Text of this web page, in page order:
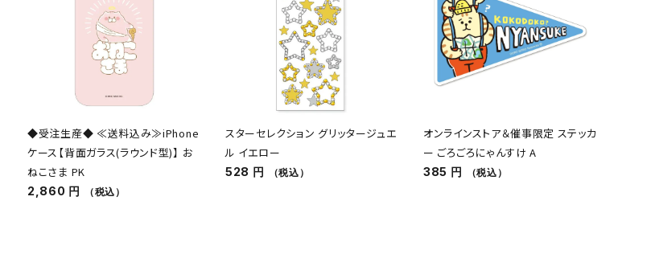
◆受注生産◆ ≪送料込み≫iPhone
ケース【背面ガラス(ラウンド型)】 お
ねこさま PK
2,860 円 （税込）
スターセレクション グリッタージュエ
ル イエロー
528 円 （税込）
オンラインストア＆催事限定 ステッカ
ー ごろごろにゃんすけ A
385 円 （税込）